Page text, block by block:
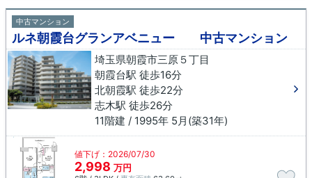
中古マンション
ルネ朝霞台グランアベニュー 中古マンション
埼玉県朝霞市三原５丁目
朝霞台駅 徒歩16分
北朝霞駅 徒歩22分
志木駅 徒歩26分
11階建 / 1995年 5月(築31年)
値下げ：2026/07/30
2,998 万円